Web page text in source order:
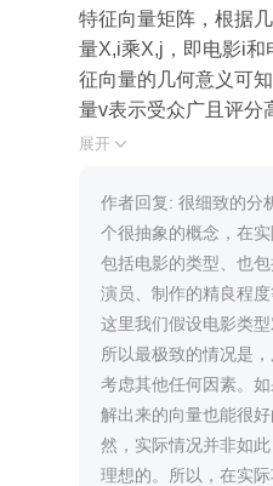
特征向量矩阵，根据
量X,i乘X,j，即电影i和
征向量的几何意义可
量v表示受众广且评分
的电影，次之是受众
的电影。
同理XX'的特征矩阵U
户有相同审美理念（
近），特征值低表示
综合上述结论，我觉
特征值最大取出的一
多，即受众广，第五
如上面的，即较为受
影类型较为雷同，我
是这一类的题材导致
展开 
作者回复: 很细致的分
个很抽象的概念，在
包括电影的类型、也
演员、制作的精良程度
这里我们假设电影类
所以最极致的情况是
考虑其他任何因素。
解出来的向量也能很
然，实际情况并非如
理想的。所以，在实